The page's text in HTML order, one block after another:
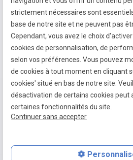
Pose de
fenêtres à
Dardilly
Pose de
fenêtres à
Francheville
Mentions
légales
Politique de
confidentialité
Siret :
strictement nécessaires sont
base de notre site et ne peuvent pas
Cependant, vous avez le choix
cookies de personnalisation, de
selon vos préférences. Vous pouvez
de cookies à tout moment en cliquant
cookies' situé en bas de notre site.
désactivation de certains cookies peut
certaines fonctionnalités du site.
Continuer sans accepter